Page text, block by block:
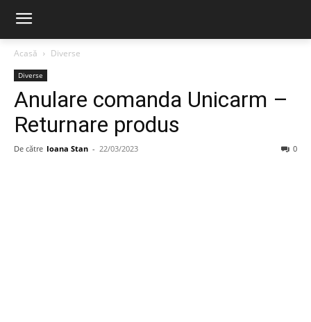
Acasă Diverse
Diverse
Anulare comanda Unicarm –
Returnare produs
De către Ioana Stan - 22/03/2023 0